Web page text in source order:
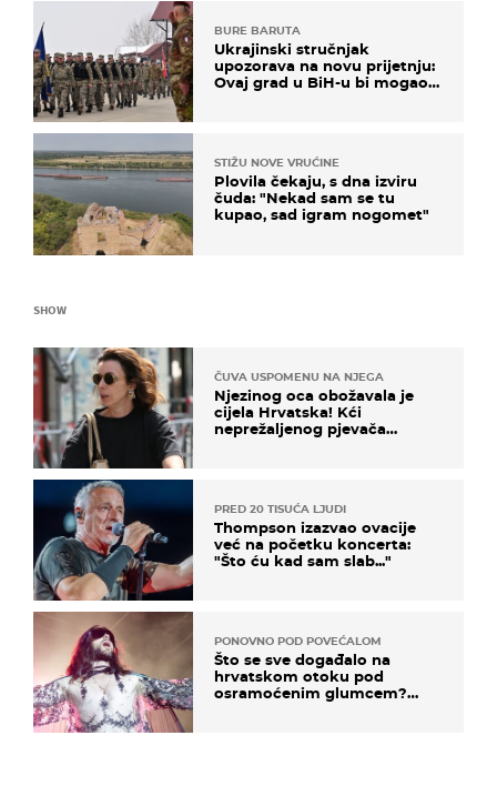
BURE BARUTA
Ukrajinski stručnjak
upozorava na novu prijetnju:
Ovaj grad u BiH-u bi mogao
STIŽU NOVE VRUĆINE
Plovila čekaju, s dna izviru
čuda: "Nekad sam se tu
kupao, sad igram nogomet"
SHOW
ČUVA USPOMENU NA NJEGA
Njezinog oca obožavala je
cijela Hrvatska! Kći
neprežaljenog pjevača
PRED 20 TISUĆA LJUDI
Thompson izazvao ovacije
već na početku koncerta:
"Što ću kad sam slab..."
PONOVNO POD POVEĆALOM
Što se sve događalo na
hrvatskom otoku pod
osramoćenim glumcem?